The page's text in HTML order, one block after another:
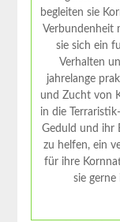
begleiten sie
Verbundenheit
sie sich ein
Verhalten
jahrelange
und Zucht von
in die
Geduld und ihr
zu helfen, ein
für ihre
sie